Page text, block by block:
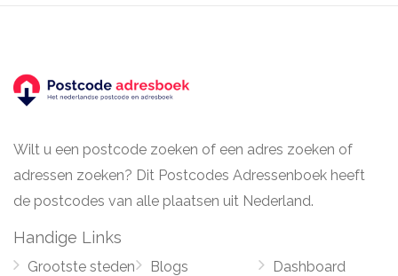
Wilt u een postcode zoeken of een adres zoeken of
adressen zoeken? Dit Postcodes Adressenboek heeft
de postcodes van alle plaatsen uit Nederland.
Handige Links
Grootste steden
Blogs
Dashboard